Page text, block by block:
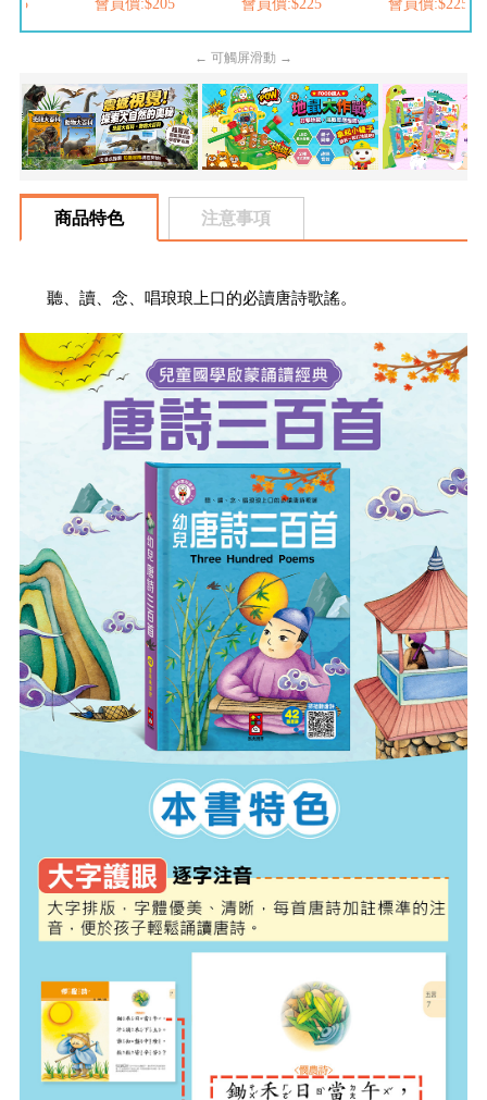
會員價:$205
會員價:$225
會員價:$225
← 可觸屏滑動 →
商品特色 注意事項
聽、讀、念、唱琅琅上口的必讀唐詩歌謠。